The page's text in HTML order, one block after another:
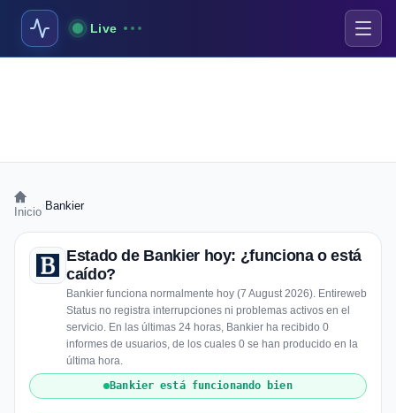
Live
Inicio Bankier
Estado de Bankier hoy: ¿funciona o está
caído?
Bankier funciona normalmente hoy (7 August 2026). Entireweb
Status no registra interrupciones ni problemas activos en el
servicio. En las últimas 24 horas, Bankier ha recibido 0
informes de usuarios, de los cuales 0 se han producido en la
última hora.
Bankier está funcionando bien